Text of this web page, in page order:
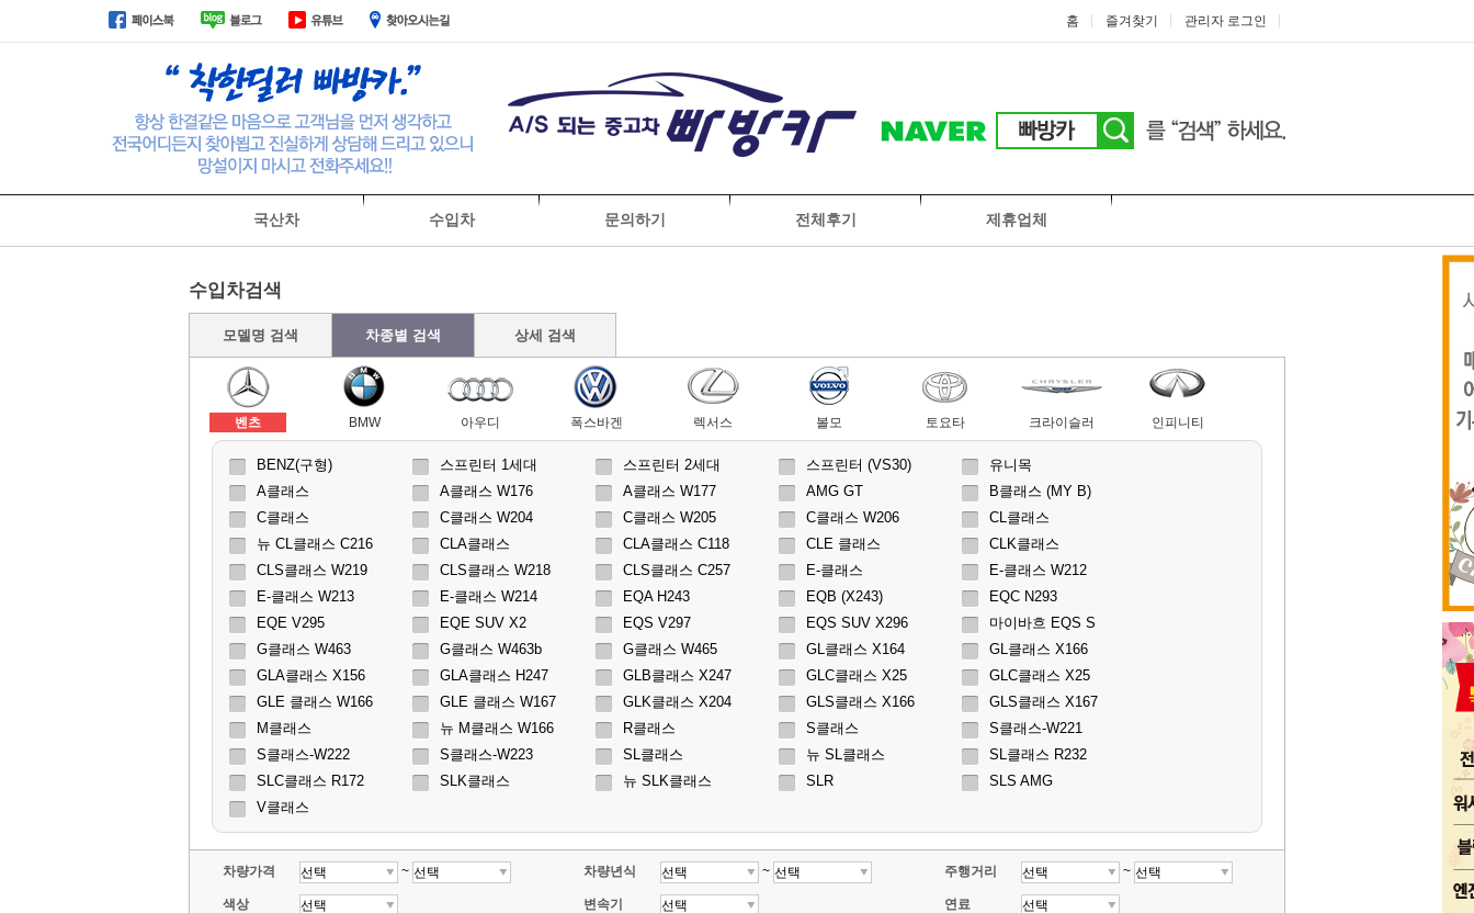
국산차 수입차 문의하기 전체후기 제휴업체
홈 즐겨찾기 관리자 로그인
수입차검색
모델명 검색 차종별 검색 상세 검색
벤츠 BMW 아우디 폭스바겐 렉서스 볼모 토요타 크라이슬러 인피니티
BENZ(구형) 스프린터 1세대 스프린터 2세대 스프린터 (VS30)
유니목
A클래스
A클래스 W176 A클래스 W177 AMG GT
B클래스 (MY B)
C클래스
C클래스 W204 C클래스 W205 C클래스 W206
CL클래스
뉴 CL클래스 C216
CLA클래스 CLA클래스 C118 CLE 클래스
CLK클래스
CLS클래스 W219
CLS클래스 W218 CLS클래스 C257 E-클래스
E-클래스 W212
E-클래스 W213
E-클래스 W214 EQA H243 EQB (X243)
EQC N293
EQE V295
EQE SUV X2 EQS V297 EQS SUV X296
마이바흐 EQS S
G클래스 W463
G클래스 W463b G클래스 W465 GL클래스 X164
GL클래스 X166
GLA클래스 X156
GLA클래스 H247 GLB클래스 X247 GLC클래스 X25
GLC클래스 X25
GLE 클래스 W166
GLE 클래스 W167 GLK클래스 X204 GLS클래스 X166
GLS클래스 X167
M클래스
뉴 M클래스 W166 R클래스 S클래스
S클래스-W221
S클래스-W222
S클래스-W223 SL클래스 뉴 SL클래스
SL클래스 R232
SLC클래스 R172
SLK클래스 뉴 SLK클래스 SLR
SLS AMG
V클래스
차량가격 ~ 차량년식 ~ 주행거리 ~
색상 변속기 연료